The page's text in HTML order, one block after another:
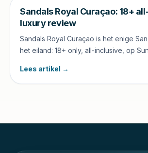
Sandals Royal Curaçao: 18+
luxury review
Sandals Royal Curaçao is het enige
het eiland: 18+ only, all-inclusive, op
eerlijke kanttekeningen.
Lees artikel →